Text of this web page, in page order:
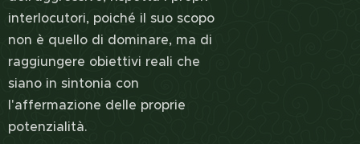
interlocutori, poiché il suo scopo
non è quello di dominare, ma di
raggiungere obiettivi reali che
siano in sintonia con
l'affermazione delle proprie
potenzialità.